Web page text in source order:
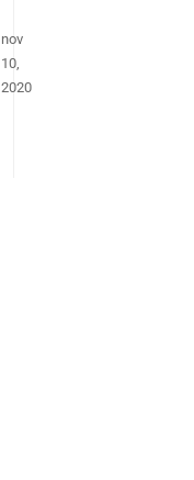
nov
10,
2020